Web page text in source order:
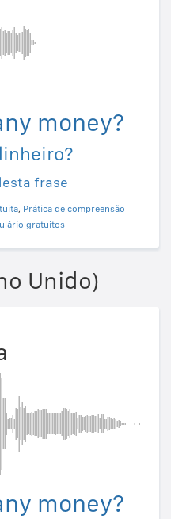
money?
frase
, Prática de compreensão
gratuitos
Unido)
money?